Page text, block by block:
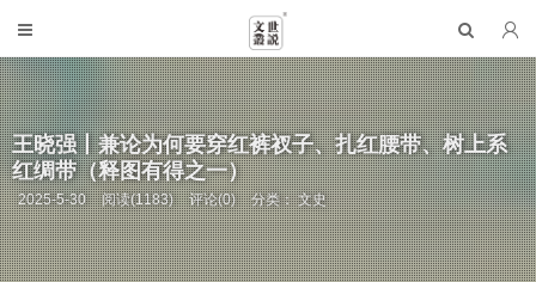
王晓强丨兼论为何要穿红裤衩子、扎红腰带、树上系
红绸带（释图有得之一）
2025-5-30 阅读(1183) 评论(0) 分类：文史